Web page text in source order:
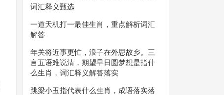
词汇释义甄选
一道天机打一最佳生肖，重点解析词汇
解答
年关将近事更忙，浪子在外思故乡。三
言五语难说清，期望早日圆梦想是指什
么生肖，词汇释义解答落实
跳梁小丑指代表什么生肖，成语落实落